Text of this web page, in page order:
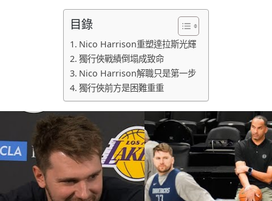
目錄
Nico Harrison重塑達拉斯光輝
獨行俠戰績倒塌成致命
Nico Harrison解職只是第一步
獨行俠前方是困難重重